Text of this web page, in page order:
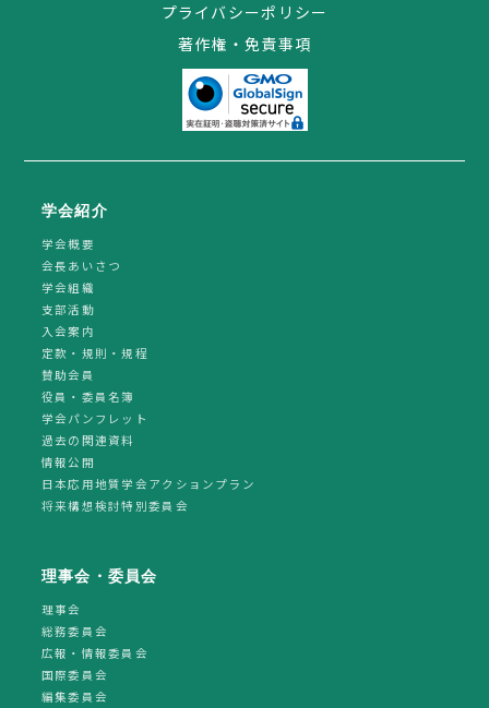
プライバシーポリシー
著作権・免責事項
学会紹介
学会概要
会長あいさつ
学会組織
支部活動
入会案内
定款・規則・規程
賛助会員
役員・委員名簿
学会パンフレット
過去の関連資料
情報公開
日本応用地質学会アクションプラン
将来構想検討特別委員会
理事会・委員会
理事会
総務委員会
広報・情報委員会
国際委員会
編集委員会